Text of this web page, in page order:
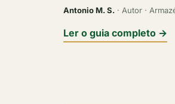
Antonio M. S. · Autor ·
Ler o guia completo →